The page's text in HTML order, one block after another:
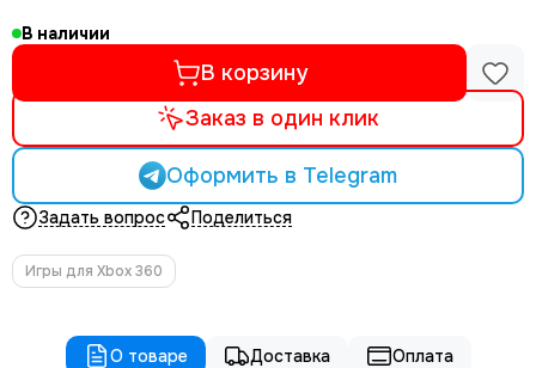
В наличии
В корзину
Заказ в один клик
Оформить в Telegram
Задать вопрос Поделиться
Игры для Xbox 360
О товаре Доставка Оплата